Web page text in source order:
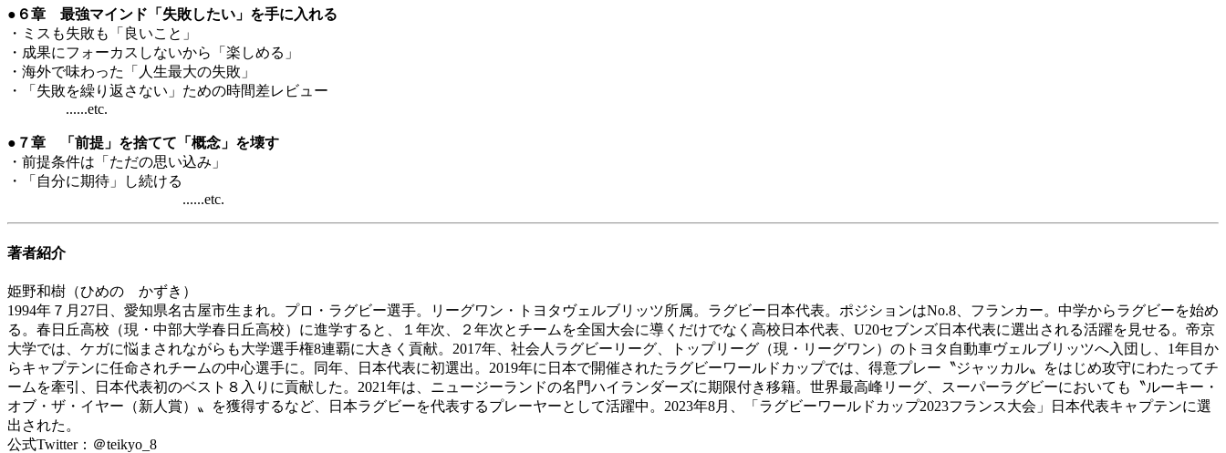
●６章 最強マインド「失敗したい」を手に入れる
・ミスも失敗も「良いこと」
・成果にフォーカスしないから「楽しめる」
・海外で味わった「人生最大の失敗」
・「失敗を繰り返さない」ための時間差レビュー
......etc.
●７章 「前提」を捨てて「概念」を壊す
・前提条件は「ただの思い込み」
・「自分に期待」し続ける
......etc.
著者紹介
姫野和樹（ひめの かずき）
1994年７月27日、愛知県名古屋市生まれ。プロ・ラグビー選手。リーグワン・トヨタヴェルブリッツ所属。ラグビー日本代表。ポジションはNo.8、フランカー。中学からラグビーを始め
る。春日丘高校（現・中部大学春日丘高校）に進学すると、１年次、２年次とチームを全国大会に導くだけでなく高校日本代表、U20セブンズ日本代表に選出される活躍を見せる。帝京
大学では、ケガに悩まされながらも大学選手権8連覇に大きく貢献。2017年、社会人ラグビーリーグ、トップリーグ（現・リーグワン）のトヨタ自動車ヴェルブリッツへ入団し、1年目か
らキャプテンに任命されチームの中心選手に。同年、日本代表に初選出。2019年に日本で開催されたラグビーワールドカップでは、得意プレー〝ジャッカル〟をはじめ攻守にわたってチ
ームを牽引、日本代表初のベスト８入りに貢献した。2021年は、ニュージーランドの名門ハイランダーズに期限付き移籍。世界最高峰リーグ、スーパーラグビーにおいても〝ルーキー・
オブ・ザ・イヤー（新人賞）〟を獲得するなど、日本ラグビーを代表するプレーヤーとして活躍中。2023年8月、「ラグビーワールドカップ2023フランス大会」日本代表キャプテンに選
出された。
公式Twitter：＠teikyo_8